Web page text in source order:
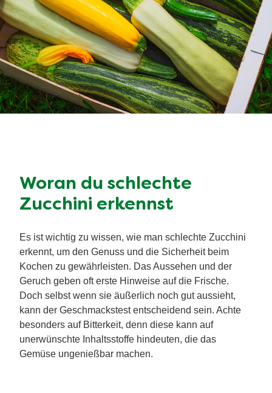
Woran du schlechte
Zucchini erkennst
Es ist wichtig zu wissen, wie man schlechte Zucchini
erkennt, um den Genuss und die Sicherheit beim
Kochen zu gewährleisten. Das Aussehen und der
Geruch geben oft erste Hinweise auf die Frische.
Doch selbst wenn sie äußerlich noch gut aussieht,
kann der Geschmackstest entscheidend sein. Achte
besonders auf Bitterkeit, denn diese kann auf
unerwünschte Inhaltsstoffe hindeuten, die das
Gemüse ungenießbar machen.